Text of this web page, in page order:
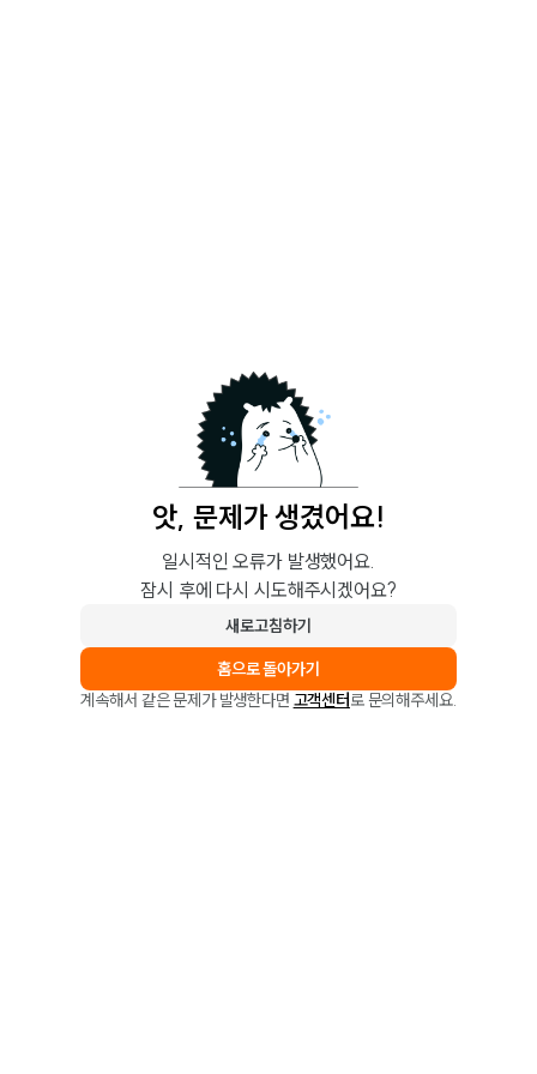
앗, 문제가 생겼어요!
일시적인 오류가 발생했어요.
잠시 후에 다시 시도해주시겠어요?
새로고침하기
홈으로 돌아가기
계속해서 같은 문제가 발생한다면 고객센터로 문의해주세요.